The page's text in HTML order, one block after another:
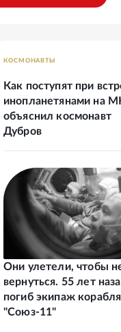
КОСМОНАВТЫ
Как поступят при
инопланетянами на
объяснил космонавт
Дубров
Они улетели, чтобы
вернуться. 55 лет
погиб экипаж корабля
"Союз-11"